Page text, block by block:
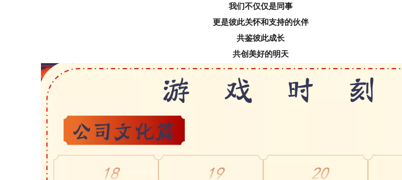
我们不仅仅是同事
更是彼此关怀和支持的伙伴
共鉴彼此成长
共创美好的明天